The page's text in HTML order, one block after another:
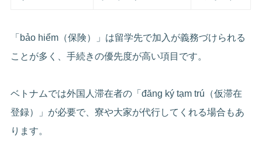
「bảo hiểm（保険）」は留学先で加入が義務づけられる
ことが多く、手続きの優先度が高い項目です。
ベトナムでは外国人滞在者の「đăng ký tạm trú（仮滞在
登録）」が必要で、寮や大家が代行してくれる場合もあ
ります。